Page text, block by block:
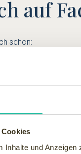
Inhalte und
auf
schon:
auf Facebook.
- inklusive
laden wir Sie
entspannen? Wo
Der